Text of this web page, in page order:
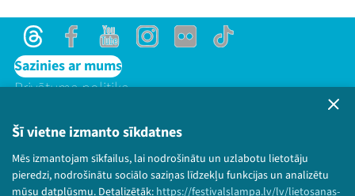
Šī vietne izmanto sīkdatnes
Mēs izmantojam sīkfailus, lai nodrošinātu un uzlabotu lietotāju
pieredzi, nodrošinātu sociālo saziņas līdzekļu funkcijas un analizētu
mūsu datplūsmu. Detalizētāk: https://festivalslampa.lv/lv/lietosanas-
ThreadsFacebookYoutubeInstagram
Flick TikTok
Sazinies ar mums
Privātuma politika
Bērnu aizsardzības politika
© 2026 Sarunu festivāls LAMPA Visas tiesības
paturētas.